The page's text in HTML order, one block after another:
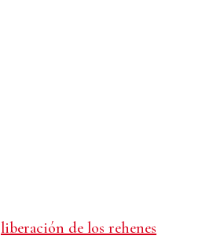
liberación de los rehenes